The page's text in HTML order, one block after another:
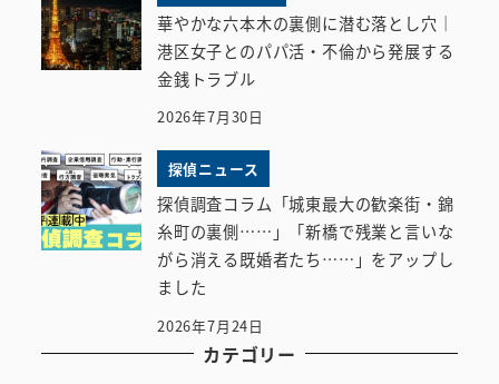
華やかな六本木の裏側に潜む落とし穴｜
港区女子とのパパ活・不倫から発展する
金銭トラブル
2026年7月30日
探偵ニュース
探偵調査コラム「城東最大の歓楽街・錦
糸町の裏側……」「新橋で残業と言いな
がら消える既婚者たち……」をアップし
ました
2026年7月24日
カテゴリー